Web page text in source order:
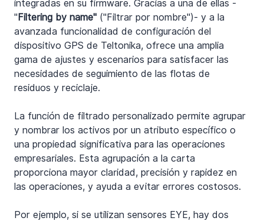
integradas en su firmware. Gracias a una de ellas -
"Filtering by name" ("Filtrar por nombre")- y a la
avanzada funcionalidad de configuración del
dispositivo GPS de Teltonika, ofrece una amplia
gama de ajustes y escenarios para satisfacer las
necesidades de seguimiento de las flotas de
residuos y reciclaje.
La función de filtrado personalizado permite agrupar
y nombrar los activos por un atributo específico o
una propiedad significativa para las operaciones
empresariales. Esta agrupación a la carta
proporciona mayor claridad, precisión y rapidez en
las operaciones, y ayuda a evitar errores costosos.
Por ejemplo, si se utilizan sensores EYE, hay dos